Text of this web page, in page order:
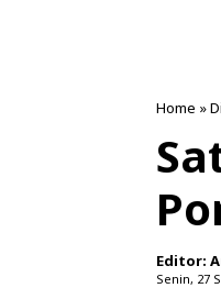
Home »
Editor:
Senin, 27